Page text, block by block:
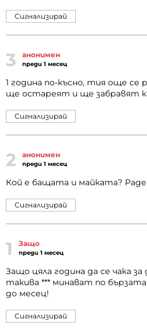
Сигнализирай
3 анонимен
преди 1 месец
1 година по-късно, тия още се
ще остареят и ще забравят
Сигнализирай
2 анонимен
преди 1 месец
Кой е бащата и майката?
Сигнализирай
1 Защо
преди 1 месец
Защо цяла година да се чака за
такива *** минават по
до месец!
Сигнализирай